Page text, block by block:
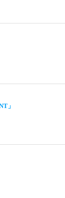
」